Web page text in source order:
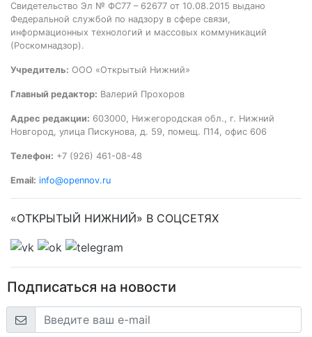
Свидетельство Эл № ФС77 – 62677 от 10.08.2015 выдано
Федеральной службой по надзору в сфере связи,
информационных технологий и массовых коммуникаций
(Роскомнадзор).
Учредитель: ООО «Открытый Нижний»
Главный редактор: Валерий Прохоров
Адрес редакции: 603000, Нижегородская обл., г. Нижний
Новгород, улица Пискунова, д. 59, помещ. П14, офис 606
Телефон: +7 (926) 461-08-48
Email: info@opennov.ru
«ОТКРЫТЫЙ НИЖНИЙ» В СОЦСЕТЯХ
Подписаться на новости